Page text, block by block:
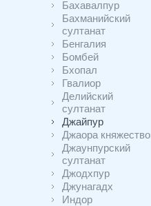
Бахавалпур
Бахманийский
султанат
Бенгалия
Бомбей
Бхопал
Гвалиор
Делийский
султанат
Джайпур
Джаора княжество
Джаунпурский
султанат
Джодхпур
Джунагадх
Индор